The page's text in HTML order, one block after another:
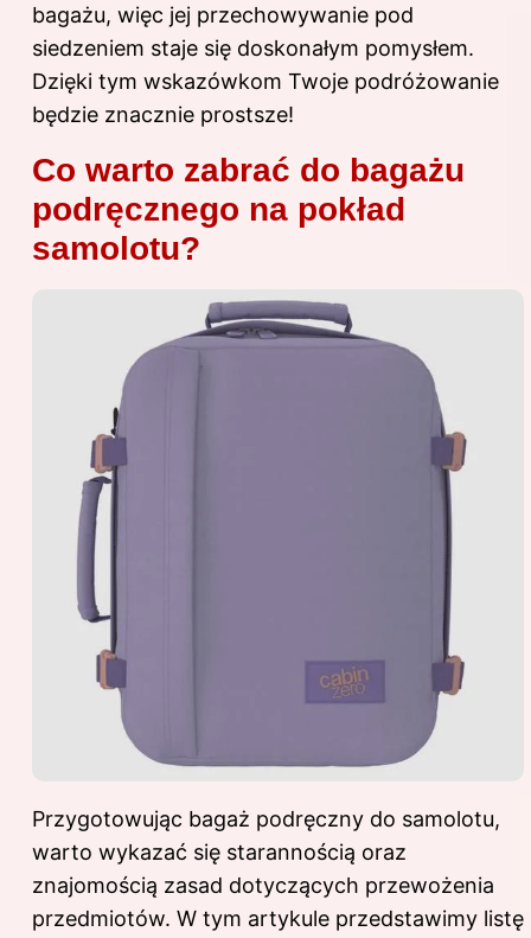
bagażu, więc jej przechowywanie pod
siedzeniem staje się doskonałym pomysłem.
Dzięki tym wskazówkom Twoje podróżowanie
będzie znacznie prostsze!
Co warto zabrać do bagażu
podręcznego na pokład
samolotu?
Przygotowując bagaż podręczny do samolotu,
warto wykazać się starannością oraz
znajomością zasad dotyczących przewożenia
przedmiotów. W tym artykule przedstawimy listę